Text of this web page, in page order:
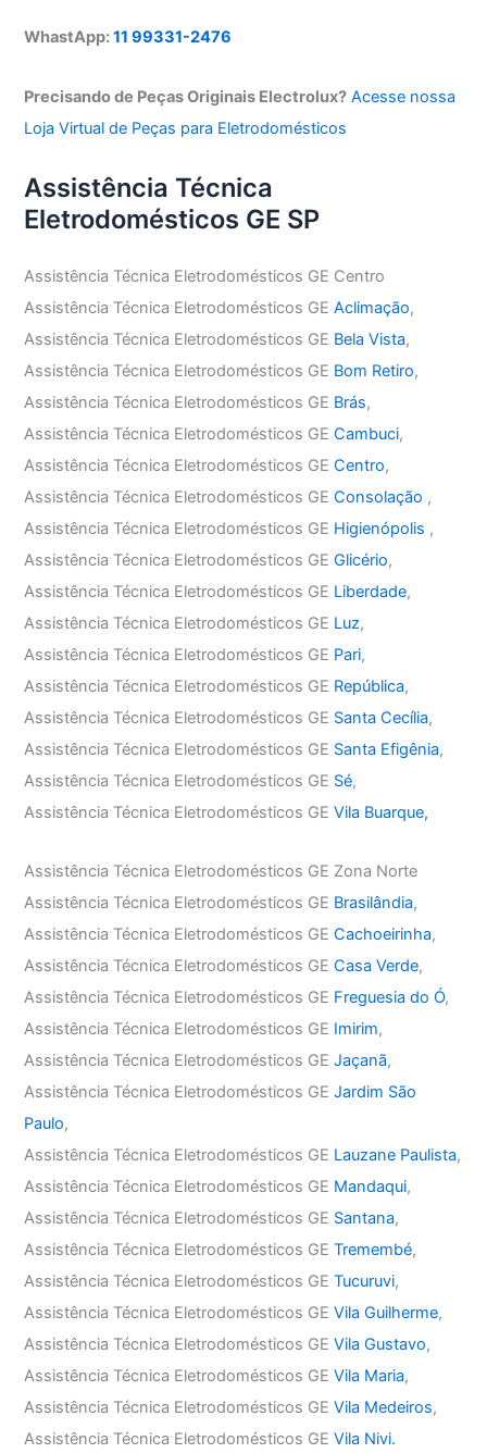
WhastApp:11 99331-2476
Precisando de Peças Originais Electrolux? Acesse nossa
Loja Virtual de Peças para Eletrodomésticos
Assistência Técnica
Eletrodomésticos GE SP
Assistência Técnica Eletrodomésticos GE Centro
Assistência Técnica Eletrodomésticos GEAclimação,
Assistência Técnica Eletrodomésticos GE Bela Vista,
Assistência Técnica Eletrodomésticos GE Bom Retiro,
Assistência Técnica Eletrodomésticos GE Brás,
Assistência Técnica Eletrodomésticos GECambuci,
Assistência Técnica Eletrodomésticos GECentro,
Assistência Técnica Eletrodomésticos GEConsolação ,
Assistência Técnica Eletrodomésticos GE Higienópolis ,
Assistência Técnica Eletrodomésticos GEGlicério,
Assistência Técnica Eletrodomésticos GE Liberdade,
Assistência Técnica Eletrodomésticos GE Luz,
Assistência Técnica Eletrodomésticos GE Pari,
Assistência Técnica Eletrodomésticos GE República,
Assistência Técnica Eletrodomésticos GE Santa Cecília,
Assistência Técnica Eletrodomésticos GE Santa Efigênia,
Assistência Técnica Eletrodomésticos GE Sé,
Assistência Técnica Eletrodomésticos GEVila Buarque,
Assistência Técnica Eletrodomésticos GE Zona Norte
Assistência Técnica Eletrodomésticos GE Brasilândia,
Assistência Técnica Eletrodomésticos GECachoeirinha,
Assistência Técnica Eletrodomésticos GECasa Verde,
Assistência Técnica Eletrodomésticos GE Freguesia do Ó,
Assistência Técnica Eletrodomésticos GE Imirim,
Assistência Técnica Eletrodomésticos GEJaçanã,
Assistência Técnica Eletrodomésticos GEJardim São
Paulo,
Assistência Técnica Eletrodomésticos GE Lauzane Paulista,
Assistência Técnica Eletrodomésticos GE Mandaqui,
Assistência Técnica Eletrodomésticos GE Santana,
Assistência Técnica Eletrodomésticos GETremembé,
Assistência Técnica Eletrodomésticos GETucuruvi,
Assistência Técnica Eletrodomésticos GEVila Guilherme,
Assistência Técnica Eletrodomésticos GEVila Gustavo,
Assistência Técnica Eletrodomésticos GEVila Maria,
Assistência Técnica Eletrodomésticos GEVila Medeiros,
Assistência Técnica Eletrodomésticos GEVila Nivi.